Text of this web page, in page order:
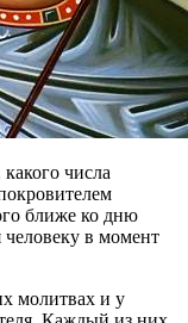
числа
ближе ко дню
в момент
молитвах и у